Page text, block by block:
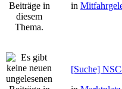
in
[Suche]